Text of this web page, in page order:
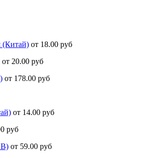
(Китай) от 18.00 руб
от 20.00 руб
от 178.00 руб
от 14.00 руб
руб
от 59.00 руб